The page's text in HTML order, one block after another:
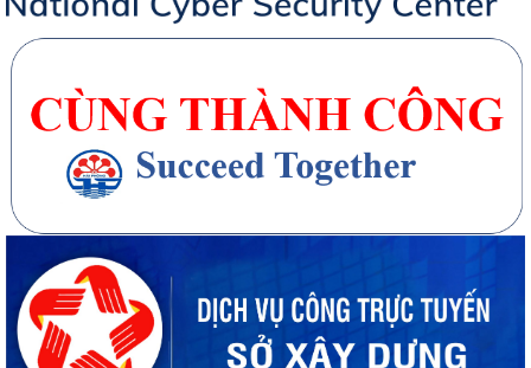
20 căn nhà ở thấp tầng tại Khu dân cư Hồng Phong đủ điều kiện đưa
vào kinh doanh - Văn bản số...